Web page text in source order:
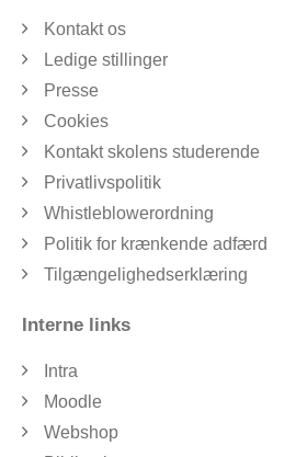
Kontakt os
Ledige stillinger
Presse
Cookies
Kontakt skolens studerende
Privatlivspolitik
Whistleblowerordning
Politik for krænkende adfærd
Tilgængelighedserklæring
Interne links
Intra
Moodle
Webshop